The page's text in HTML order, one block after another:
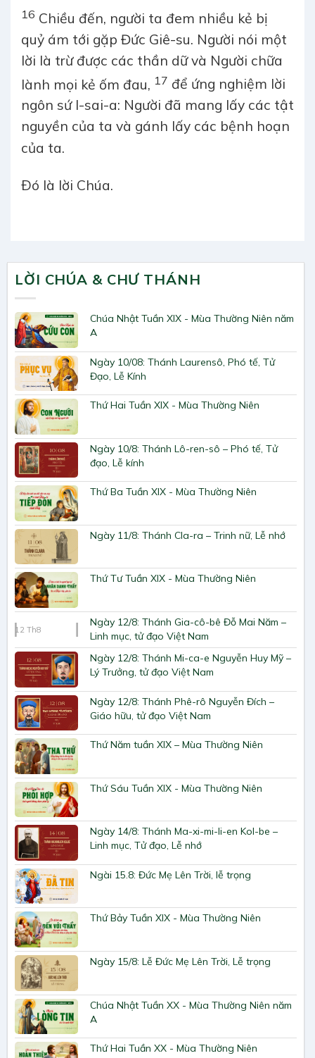
16 Chiều đến, người ta đem nhiều kẻ bị
quỷ ám tới gặp Đức Giê-su. Người nói một
lời là trừ được các thần dữ và Người chữa
lành mọi kẻ ốm đau, 17 để ứng nghiệm lời
ngôn sứ I-sai-a: Người đã mang lấy các tật
nguyền của ta và gánh lấy các bệnh hoạn
của ta.
Ðó là lời Chúa.
LỜI CHÚA & CHƯ THÁNH
Chúa Nhật Tuần XIX - Mùa Thường Niên năm
A
Ngày 10/08: Thánh Laurensô, Phó tế, Tử
Đạo, Lễ Kính
Thứ Hai Tuần XIX - Mùa Thường Niên
Ngày 10/8: Thánh Lô-ren-sô – Phó tế, Tử
đạo, Lễ kính
Thứ Ba Tuần XIX - Mùa Thường Niên
Ngày 11/8: Thánh Cla-ra – Trinh nữ, Lễ nhớ
Thứ Tư Tuần XIX - Mùa Thường Niên
12 Th8
Ngày 12/8: Thánh Gia-cô-bê Đỗ Mai Năm –
Linh mục, tử đạo Việt Nam
Ngày 12/8: Thánh Mi-ca-e Nguyễn Huy Mỹ –
Lý Trưởng, tử đạo Việt Nam
Ngày 12/8: Thánh Phê-rô Nguyễn Đích –
Giáo hữu, tử đạo Việt Nam
Thứ Năm tuần XIX – Mùa Thường Niên
Thứ Sáu Tuần XIX - Mùa Thường Niên
Ngày 14/8: Thánh Ma-xi-mi-li-en Kol-be –
Linh mục, Tử đạo, Lễ nhớ
Ngài 15.8: Đức Mẹ Lên Trời, lễ trọng
Thứ Bảy Tuần XIX - Mùa Thường Niên
Ngày 15/8: Lễ Đức Mẹ Lên Trời, Lễ trọng
Chúa Nhật Tuần XX - Mùa Thường Niên năm
A
Thứ Hai Tuần XX - Mùa Thường Niên